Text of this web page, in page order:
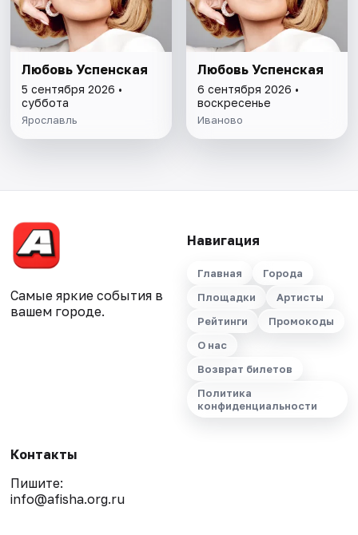
Любовь Успенская
5 сентября 2026 •
суббота
Ярославль
Любовь Успенская
6 сентября 2026 •
воскресенье
Иваново
Самые яркие события в
вашем городе.
Навигация
Главная
Города
Площадки
Артисты
Рейтинги
Промокоды
О нас
Возврат билетов
Политика
конфиденциальности
Контакты
Пишите:
info@afisha.org.ru